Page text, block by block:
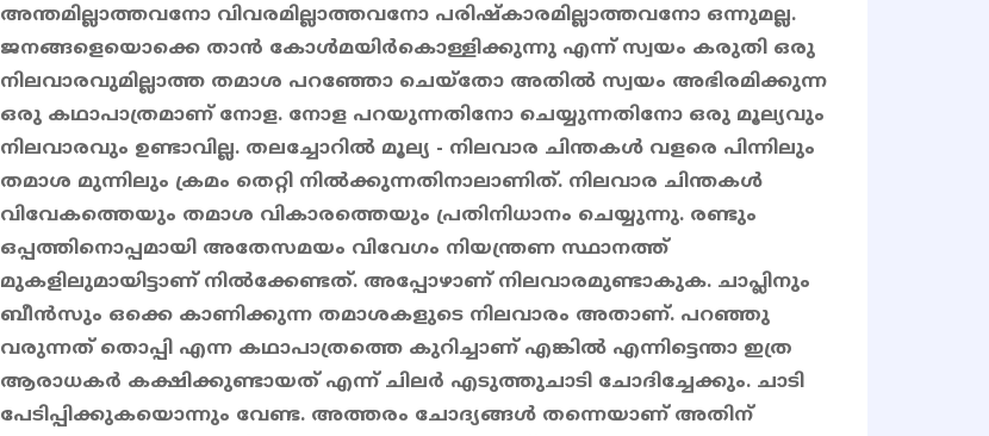
അന്തമില്ലാത്തവനോ വിവരമില്ലാത്തവനോ പരിഷ്കാരമില്ലാത്തവനോ ഒന്നുമല്ല.
ജനങ്ങളെയൊക്കെ താൻ കോൾമയിർകൊള്ളിക്കുന്നു എന്ന് സ്വയം കരുതി ഒരു
നിലവാരവുമില്ലാത്ത തമാശ പറഞ്ഞോ ചെയ്തോ അതിൽ സ്വയം അഭിരമിക്കുന്ന
ഒരു കഥാപാത്രമാണ് നോള. നോള പറയുന്നതിനോ ചെയ്യുന്നതിനോ ഒരു മൂല്യവും
നിലവാരവും ഉണ്ടാവില്ല. തലച്ചോറിൽ മൂല്യ - നിലവാര ചിന്തകൾ വളരെ പിന്നിലും
തമാശ മുന്നിലും ക്രമം തെറ്റി നിൽക്കുന്നതിനാലാണിത്. നിലവാര ചിന്തകൾ
വിവേകത്തെയും തമാശ വികാരത്തെയും പ്രതിനിധാനം ചെയ്യുന്നു. രണ്ടും
ഒപ്പത്തിനൊപ്പമായി അതേസമയം വിവേഗം നിയന്ത്രണ സ്ഥാനത്ത്
മുകളിലുമായിട്ടാണ് നിൽക്കേണ്ടത്. അപ്പോഴാണ് നിലവാരമുണ്ടാകുക. ചാപ്ലിനും
ബീൻസും ഒക്കെ കാണിക്കുന്ന തമാശകളുടെ നിലവാരം അതാണ്. പറഞ്ഞു
വരുന്നത് തൊപ്പി എന്ന കഥാപാത്രത്തെ കുറിച്ചാണ് എങ്കിൽ എന്നിട്ടെന്താ ഇത്ര
ആരാധകർ കക്ഷിക്കുണ്ടായത് എന്ന് ചിലർ എടുത്തുചാടി ചോദിച്ചേക്കും. ചാടി
പേടിപ്പിക്കുകയൊന്നും വേണ്ട. അത്തരം ചോദ്യങ്ങൾ തന്നെയാണ് അതിന്